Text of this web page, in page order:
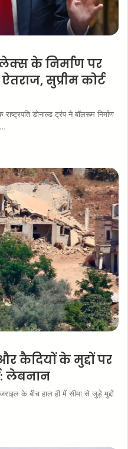
के निर्माण पर
सुप्रीम कोर्ट
डोनाल्ड ट्रंप ने बॉलरूम निर्माण
कैदियों के मुद्दों पर
लेबनान
के बीच हाल ही में सीमा से जुड़े मुद्दों